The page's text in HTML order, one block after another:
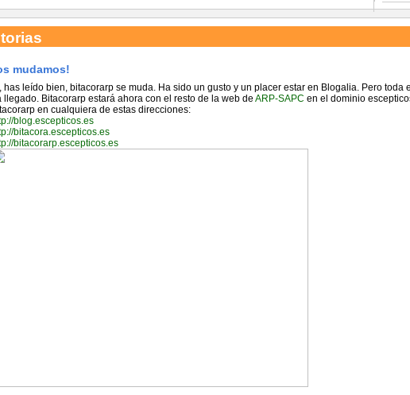
mudamos!
has leído bien, bitacorarp se muda. Ha sido un gusto y un placer estar en Blogalia. Pero toda
llegado. Bitacorarp estará ahora con el resto de la web de ARP-SAPC en el dominio
en cualquiera de estas direcciones:
blog.escepticos.es
bitacora.escepticos.es
bitacorarp.escepticos.es